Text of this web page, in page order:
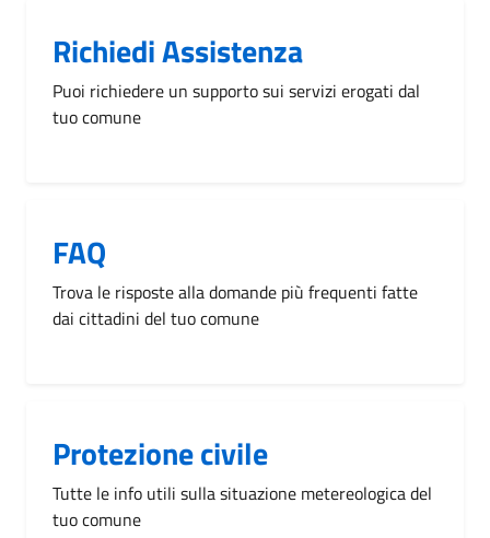
Richiedi Assistenza
Puoi richiedere un supporto sui servizi erogati dal
tuo comune
FAQ
Trova le risposte alla domande più frequenti fatte
dai cittadini del tuo comune
Protezione civile
Tutte le info utili sulla situazione metereologica del
tuo comune